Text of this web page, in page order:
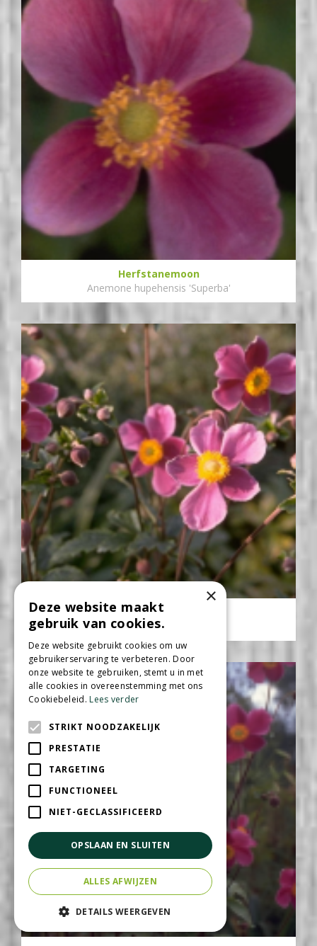
Herfstanemoon
Anemone hupehensis 'Superba'
Herfstanemoon
Anemone hupehensis
×
Deze website maakt
gebruik van cookies.
Deze website gebruikt cookies om uw
gebruikerservaring te verbeteren. Door
onze website te gebruiken, stemt u in met
alle cookies in overeenstemming met ons
Cookiebeleid.Lees verder
STRIKT NOODZAKELIJK
PRESTATIE
TARGETING
FUNCTIONEEL
NIET-GECLASSIFICEERD
OPSLAAN EN SLUITEN
ALLES AFWIJZEN
DETAILS WEERGEVEN